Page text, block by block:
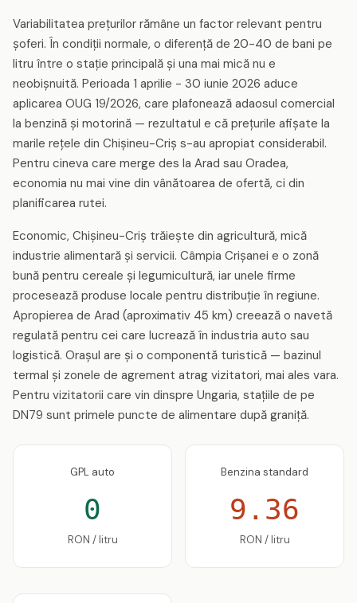
Variabilitatea prețurilor rămâne un factor relevant pentru
șoferi. În condiții normale, o diferență de 20-40 de bani pe
litru între o stație principală și una mai mică nu e
neobișnuită. Perioada 1 aprilie - 30 iunie 2026 aduce
aplicarea OUG 19/2026, care plafonează adaosul comercial
la benzină și motorină — rezultatul e că prețurile afișate la
marile rețele din Chișineu-Criș s-au apropiat considerabil.
Pentru cineva care merge des la Arad sau Oradea,
economia nu mai vine din vânătoarea de ofertă, ci din
planificarea rutei.
Economic, Chișineu-Criș trăiește din agricultură, mică
industrie alimentară și servicii. Câmpia Crișanei e o zonă
bună pentru cereale și legumicultură, iar unele firme
procesează produse locale pentru distribuție în regiune.
Apropierea de Arad (aproximativ 45 km) creează o navetă
regulată pentru cei care lucrează în industria auto sau
logistică. Orașul are și o componentă turistică — bazinul
termal și zonele de agrement atrag vizitatori, mai ales vara.
Pentru vizitatorii care vin dinspre Ungaria, stațiile de pe
DN79 sunt primele puncte de alimentare după graniță.
GPL auto
0
RON / litru
Benzina standard
9.36
RON / litru